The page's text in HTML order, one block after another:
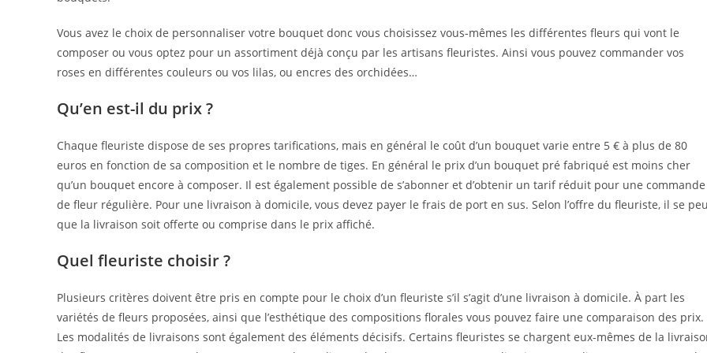
Vous avez le choix de personnaliser votre bouquet donc vous choisissez vous-mêmes les différentes fleurs qui vont le
composer ou vous optez pour un assortiment déjà conçu par les artisans fleuristes. Ainsi vous pouvez commander vos
roses en différentes couleurs ou vos lilas, ou encres des orchidées…
Qu’en est-il du prix ?
Chaque fleuriste dispose de ses propres tarifications, mais en général le coût d’un bouquet varie entre 5 € à plus de 80
euros en fonction de sa composition et le nombre de tiges. En général le prix d’un bouquet pré fabriqué est moins cher
qu’un bouquet encore à composer. Il est également possible de s’abonner et d’obtenir un tarif réduit pour une commande
de fleur régulière. Pour une livraison à domicile, vous devez payer le frais de port en sus. Selon l’offre du fleuriste, il se
que la livraison soit offerte ou comprise dans le prix affiché.
Quel fleuriste choisir ?
Plusieurs critères doivent être pris en compte pour le choix d’un fleuriste s’il s’agit d’une livraison à domicile. À part les
variétés de fleurs proposées, ainsi que l’esthétique des compositions florales vous pouvez faire une comparaison des prix.
Les modalités de livraisons sont également des éléments décisifs. Certains fleuristes se chargent eux-mêmes de la